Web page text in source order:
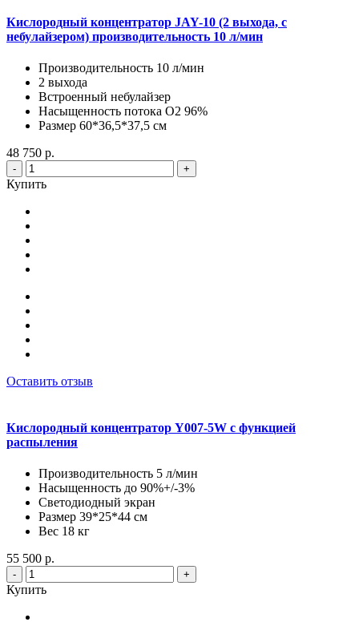
Кислородный концентратор JAY-10 (2 выхода, с
небулайзером) производительность 10 л/мин
Производительность 10 л/мин
2 выхода
Встроенный небулайзер
Насыщенность потока О2 96%
Размер 60*36,5*37,5 см
48 750 р.
- +
Купить
Оставить отзыв
Кислородный концентратор Y007-5W с функцией
распыления
Производительность 5 л/мин
Насыщенность до 90%+/-3%
Светодиодный экран
Размер 39*25*44 см
Вес 18 кг
55 500 р.
- +
Купить